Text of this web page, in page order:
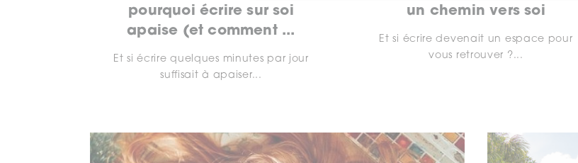
pourquoi écrire sur soi
apaise (et comment ...
Et si écrire quelques minutes par jour
suffisait à apaiser...
un chemin vers soi
Et si écrire devenait un espace pour
vous retrouver ?...